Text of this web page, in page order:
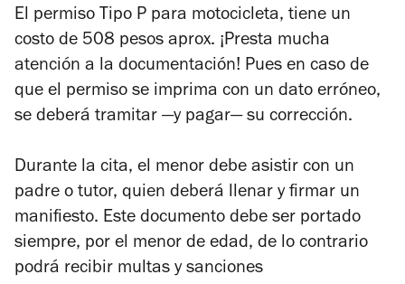
El permiso Tipo P para motocicleta, tiene un
costo de 508 pesos aprox. ¡Presta mucha
atención a la documentación! Pues en caso de
que el permiso se imprima con un dato erróneo,
se deberá tramitar —y pagar— su corrección.
Durante la cita, el menor debe asistir con un
padre o tutor, quien deberá llenar y firmar un
manifiesto. Este documento debe ser portado
siempre, por el menor de edad, de lo contrario
podrá recibir multas y sanciones